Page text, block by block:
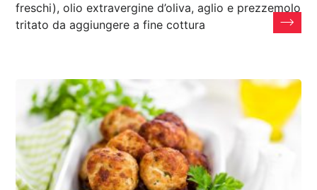
freschi), olio extravergine d’oliva, aglio e prezzemolo
tritato da aggiungere a fine cottura